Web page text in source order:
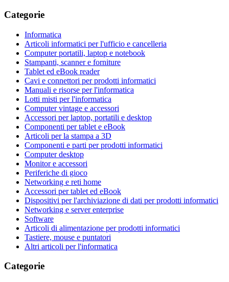
Categorie
Informatica
Articoli informatici per l'ufficio e cancelleria
Computer portatili, laptop e notebook
Stampanti, scanner e forniture
Tablet ed eBook reader
Cavi e connettori per prodotti informatici
Manuali e risorse per l'informatica
Lotti misti per l'informatica
Computer vintage e accessori
Accessori per laptop, portatili e desktop
Componenti per tablet e eBook
Articoli per la stampa a 3D
Componenti e parti per prodotti informatici
Computer desktop
Monitor e accessori
Periferiche di gioco
Networking e reti home
Accessori per tablet ed eBook
Dispositivi per l'archiviazione di dati per prodotti informatici
Networking e server enterprise
Software
Articoli di alimentazione per prodotti informatici
Tastiere, mouse e puntatori
Altri articoli per l'informatica
Categorie